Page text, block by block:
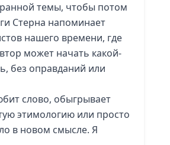
темы, чтобы потом
Стерна напоминает
нашего времени, где
может начать какой-
без оправданий или
слово, обыгрывает
этимологию или просто
в новом смысле. Я